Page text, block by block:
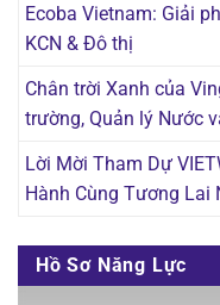
Ecoba Vietnam: Giải
KCN & Đô thị
Chân trời Xanh của
trường, Quản lý Nước
Lời Mời Tham Dự
Hành Cùng Tương Lai
Hồ Sơ Năng Lực